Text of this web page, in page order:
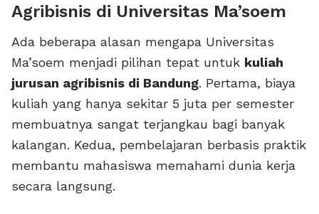
Agribisnis di Universitas Ma’soem
Ada beberapa alasan mengapa Universitas
Ma’soem menjadi pilihan tepat untuk kuliah
jurusan agribisnis di Bandung. Pertama, biaya
kuliah yang hanya sekitar 5 juta per semester
membuatnya sangat terjangkau bagi banyak
kalangan. Kedua, pembelajaran berbasis praktik
membantu mahasiswa memahami dunia kerja
secara langsung.